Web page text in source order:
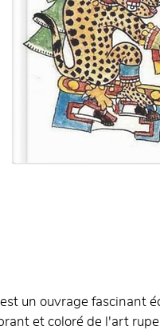
un ouvrage fascinant
et coloré de l'art